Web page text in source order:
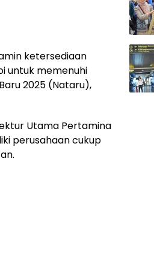
ketersediaan
untuk memenuhi
2025 (Nataru),
Utama Pertamina
perusahaan cukup